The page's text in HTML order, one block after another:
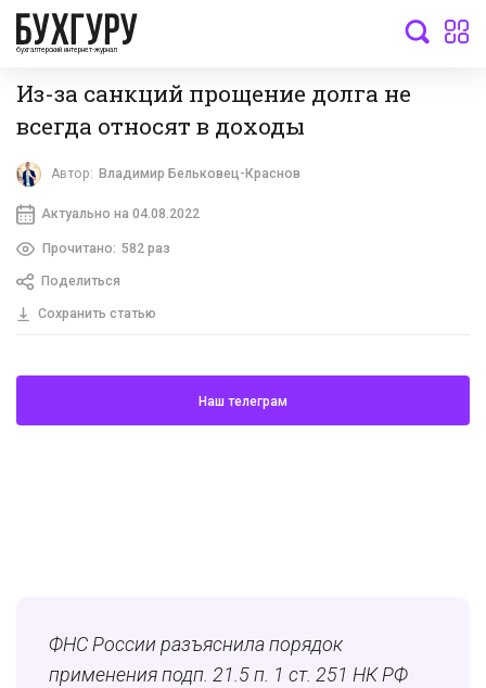
бухгалтерский интернет-журнал
Из-за санкций прощение долга не
всегда относят в доходы
Автор: Владимир Бельковец-Краснов
Актуально на 04.08.2022
Прочитано: 582 раз
Поделиться
Сохранить статью
Наш телеграм
ФНС России разъяснила порядок
применения подп. 21.5 п. 1 ст. 251 НК РФ